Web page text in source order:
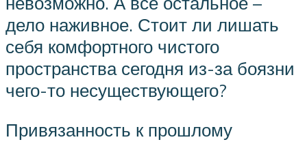
дело наживное. Стоит ли лишать
себя комфортного чистого
пространства сегодня из-за боязни
чего-то несуществующего?
Привязанность к прошлому